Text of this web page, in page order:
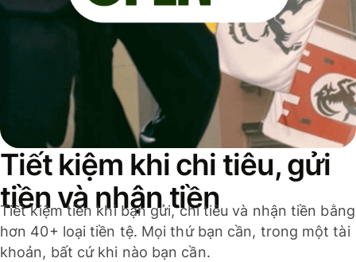
Tiết kiệm khi chi tiêu, gửi
tiền và nhận tiền
Tiết kiệm tiền khi bạn gửi, chi tiêu và nhận tiền bằng
hơn 40+ loại tiền tệ. Mọi thứ bạn cần, trong một tài
khoản, bất cứ khi nào bạn cần.